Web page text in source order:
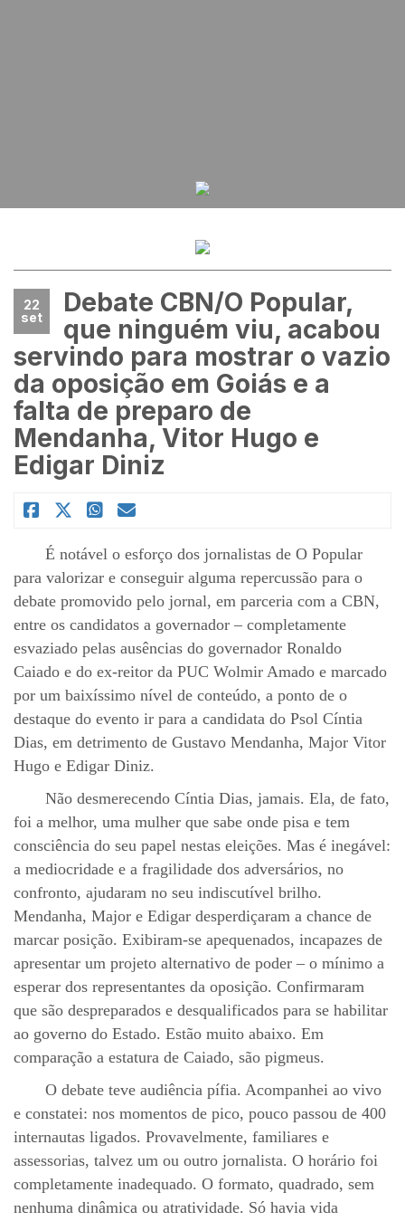
22
set
Debate CBN/O Popular,
que ninguém viu, acabou
servindo para mostrar o vazio
da oposição em Goiás e a
falta de preparo de
Mendanha, Vitor Hugo e
Edigar Diniz
É notável o esforço dos jornalistas de O Popular
para valorizar e conseguir alguma repercussão para o
debate promovido pelo jornal, em parceria com a CBN,
entre os candidatos a governador – completamente
esvaziado pelas ausências do governador Ronaldo
Caiado e do ex-reitor da PUC Wolmir Amado e marcado
por um baixíssimo nível de conteúdo, a ponto de o
destaque do evento ir para a candidata do Psol Cíntia
Dias, em detrimento de Gustavo Mendanha, Major Vitor
Hugo e Edigar Diniz.
Não desmerecendo Cíntia Dias, jamais. Ela, de fato,
foi a melhor, uma mulher que sabe onde pisa e tem
consciência do seu papel nestas eleições. Mas é inegável:
a mediocridade e a fragilidade dos adversários, no
confronto, ajudaram no seu indiscutível brilho.
Mendanha, Major e Edigar desperdiçaram a chance de
marcar posição. Exibiram-se apequenados, incapazes de
apresentar um projeto alternativo de poder – o mínimo a
esperar dos representantes da oposição. Confirmaram
que são despreparados e desqualificados para se habilitar
ao governo do Estado. Estão muito abaixo. Em
comparação a estatura de Caiado, são pigmeus.
O debate teve audiência pífia. Acompanhei ao vivo
e constatei: nos momentos de pico, pouco passou de 400
internautas ligados. Provavelmente, familiares e
assessorias, talvez um ou outro jornalista. O horário foi
completamente inadequado. O formato, quadrado, sem
nenhuma dinâmica ou atratividade. Só havia vida